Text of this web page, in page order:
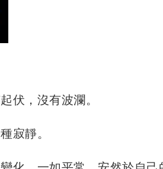
伏，沒有波瀾。
寂靜。